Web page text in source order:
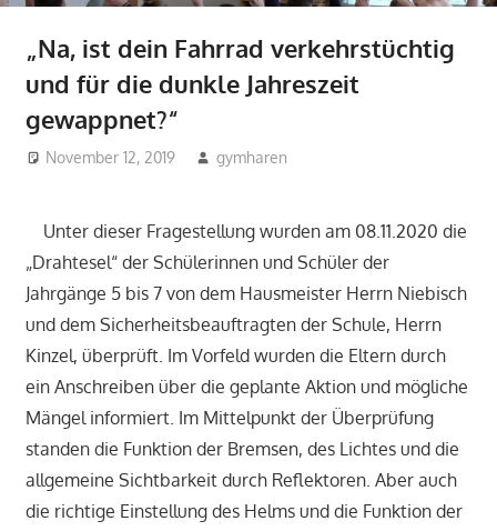
„Na, ist dein Fahrrad verkehrstüchtig
und für die dunkle Jahreszeit
gewappnet?“
November 12, 2019 gymharen
Unter dieser Fragestellung wurden am 08.11.2020 die
„Drahtesel“ der Schülerinnen und Schüler der
Jahrgänge 5 bis 7 von dem Hausmeister Herrn Niebisch
und dem Sicherheitsbeauftragten der Schule, Herrn
Kinzel, überprüft. Im Vorfeld wurden die Eltern durch
ein Anschreiben über die geplante Aktion und mögliche
Mängel informiert. Im Mittelpunkt der Überprüfung
standen die Funktion der Bremsen, des Lichtes und die
allgemeine Sichtbarkeit durch Reflektoren. Aber auch
die richtige Einstellung des Helms und die Funktion der